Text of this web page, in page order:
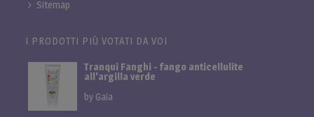
Sitemap
I PRODOTTI PIÙ VOTATI DA VOI
Tranqui Fanghi - fango anticellulite
all'argilla verde
by Gaia